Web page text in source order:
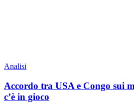
Analisi
Accordo tra USA e Congo sui
c’è in gioco